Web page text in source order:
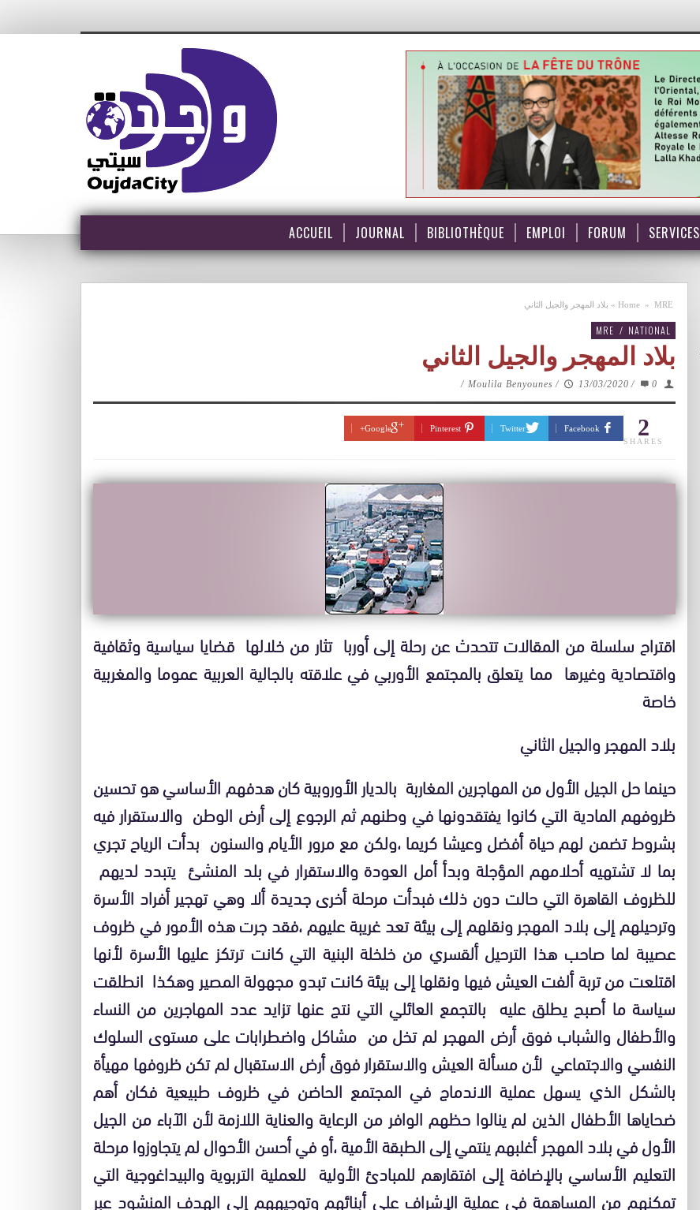
ACCUEIL JOURNAL BIBLIOTHÈQUE EMPLOI FORUM SERVICES
Home » MRE
» بلاد المهجر والجيل الثاني
MRE / NATIONAL
بلاد المهجر والجيل الثاني
Moulila Benyounes / 13/03/2020 / 0
/
2
SHARES
Facebook
Twitter
Pinterest
Google+
اقتراح سلسلة من المقالات تتحدث عن رحلة إلى أوربا تثار من خلالها قضايا سياسية وثقافية
واقتصادية وغيرها مما يتعلق بالمجتمع الأوربي في علاقته بالجالية العربية عموما والمغربية
خاصة
بلاد المهجر والجيل الثاني
حينما حل الجيل الأول من المهاجرين المغاربة بالديار الأوروبية كان هدفهم الأساسي هو تحسين
ظروفهم المادية التي كانوا يفتقدونها في وطنهم ثم الرجوع إلى أرض الوطن والاستقرار فيه
بشروط تضمن لهم حياة أفضل وعيشا كريما ،ولكن مع مرور الأيام والسنون بدأت الرياح تجري
بما لا تشتهيه أحلامهم المؤجلة وبدأ أمل العودة والاستقرار في بلد المنشئ يتبدد لديهم
للظروف القاهرة التي حالت دون ذلك فبدأت مرحلة أخرى جديدة ألا وهي تهجير أفراد الأسرة
وترحيلهم إلى بلاد المهجر ونقلهم إلى بيئة تعد غريبة عليهم ،فقد جرت هذه الأمور في ظروف
عصيبة لما صاحب هذا الترحيل ألقسري من خلخلة البنية التي كانت ترتكز عليها الأسرة لأنها
اقتلعت من تربة ألفت العيش فيها ونقلها إلى بيئة كانت تبدو مجهولة المصير وهكذا انطلقت
سياسة ما أصبح يطلق عليه بالتجمع العائلي التي نتج عنها تزايد عدد المهاجرين من النساء
والأطفال والشباب فوق أرض المهجر لم تخل من مشاكل واضطرابات على مستوى السلوك
النفسي والاجتماعي لأن مسألة العيش والاستقرار فوق أرض الاستقبال لم تكن ظروفها مهيأة
بالشكل الذي يسهل عملية الاندماج في المجتمع الحاضن في ظروف طبيعية فكان أهم
ضحاياها الأطفال الذين لم ينالوا حظهم الوافر من الرعاية والعناية اللازمة لأن الآباء من الجيل
الأول في بلاد المهجر أغلبهم ينتمي إلى الطبقة الأمية ،أو في أحسن الأحوال لم يتجاوزوا مرحلة
التعليم الأساسي بالإضافة إلى افتقارهم للمبادئ الأولية للعملية التربوية والبيداغوجية التي
تمكنهم من المساهمة في عملية الإشراف على أبنائهم وتوجيههم إلى الهدف المنشود عبر